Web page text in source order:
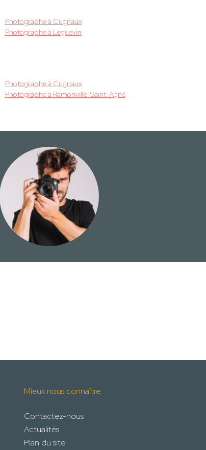
Photographe à Cugnaux
Photographe à Leguevin
Photographe à Cugnaux
Photographe à Ramonville-Saint-Agne
Mieux nous connaître
Contactez-nous
Actualités
Plan du site